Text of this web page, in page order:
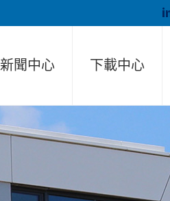
新聞中心 下載中心